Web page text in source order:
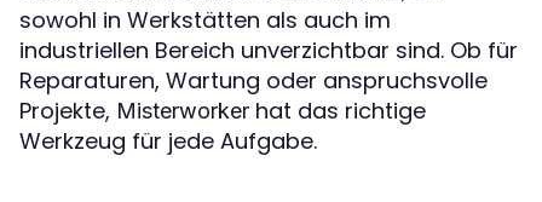
sowohl in Werkstätten als auch im
industriellen Bereich unverzichtbar sind. Ob für
Reparaturen, Wartung oder anspruchsvolle
Projekte, Misterworker hat das richtige
Werkzeug für jede Aufgabe.